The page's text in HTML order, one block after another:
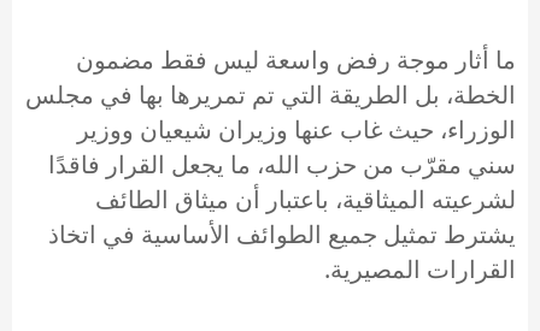
ما أثار موجة رفض واسعة ليس فقط مضمون
الخطة، بل الطريقة التي تم تمريرها بها في مجلس
الوزراء، حيث غاب عنها وزيران شيعيان ووزير
سني مقرّب من حزب الله، ما يجعل القرار فاقدًا
لشرعيته الميثاقية، باعتبار أن ميثاق الطائف
يشترط تمثيل جميع الطوائف الأساسية في اتخاذ
القرارات المصيرية.